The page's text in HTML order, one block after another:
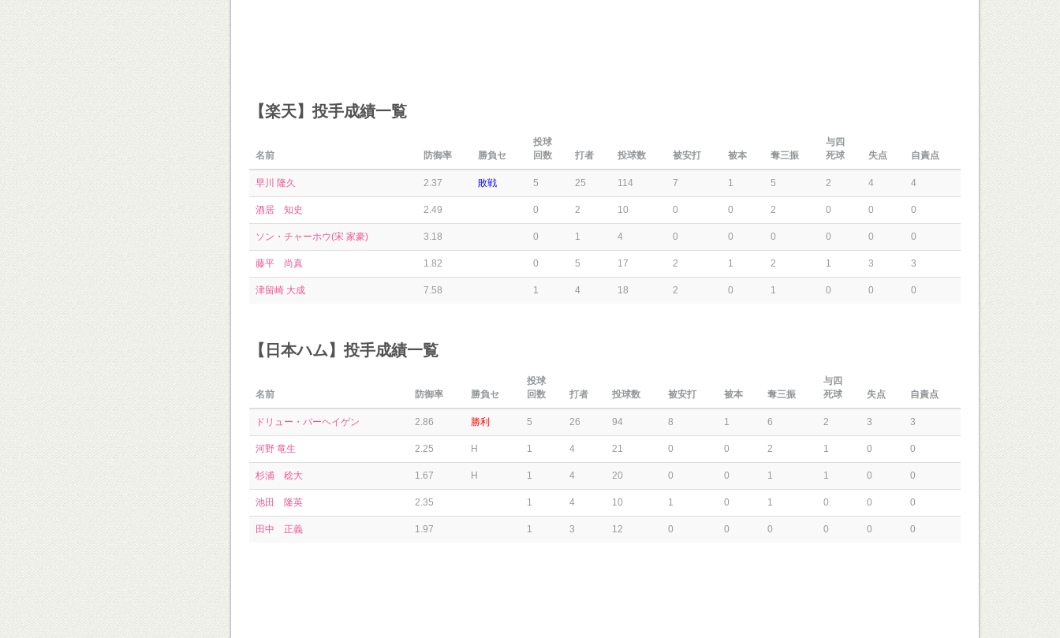
【楽天】投手成績一覧
名前 防御率 勝負セ
投球
回数
打者 投球数 被安打 被本 奪三振
与四
死球
失点 自責点
早川 隆久 2.37 敗戦 5 25 114 7 1 5 2 4 4
酒居 知史 2.49 0 2 10 0 0 2 0 0 0
ソン・チャーホウ(宋 家豪) 3.18 0 1 4 0 0 0 0 0 0
藤平 尚真 1.82 0 5 17 2 1 2 1 3 3
津留崎 大成 7.58 1 4 18 2 0 1 0 0 0
【日本ハム】投手成績一覧
名前 防御率 勝負セ
投球
回数
打者 投球数 被安打 被本 奪三振
与四
死球
失点 自責点
ドリュー・バーヘイゲン 2.86 勝利 5 26 94 8 1 6 2 3 3
河野 竜生 2.25 H 1 4 21 0 0 2 1 0 0
杉浦 稔大 1.67 H 1 4 20 0 0 1 1 0 0
池田 隆英 2.35 1 4 10 1 0 1 0 0 0
田中 正義 1.97 1 3 12 0 0 0 0 0 0